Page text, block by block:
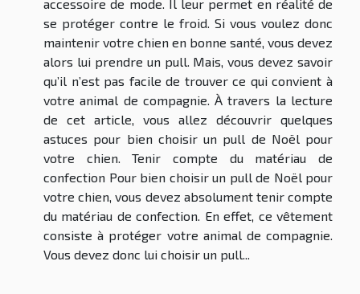
accessoire de mode. Il leur permet en réalité de
se protéger contre le froid. Si vous voulez donc
maintenir votre chien en bonne santé, vous devez
alors lui prendre un pull. Mais, vous devez savoir
qu’il n’est pas facile de trouver ce qui convient à
votre animal de compagnie. À travers la lecture
de cet article, vous allez découvrir quelques
astuces pour bien choisir un pull de Noël pour
votre chien. Tenir compte du matériau de
confection Pour bien choisir un pull de Noël pour
votre chien, vous devez absolument tenir compte
du matériau de confection. En effet, ce vêtement
consiste à protéger votre animal de compagnie.
Vous devez donc lui choisir un pull...